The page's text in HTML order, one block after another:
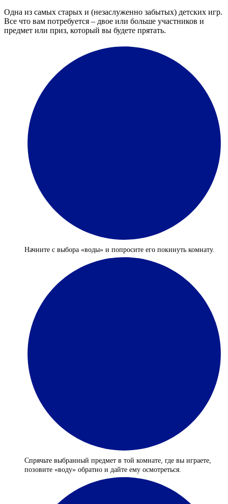
Одна из самых старых и (незаслуженно забытых) детских игр.
Все что вам потребуется – двое или больше участников и
предмет или приз, который вы будете прятать.
Начните с выбора «воды» и попросите его покинуть комнату.
Спрячьте выбранный предмет в той комнате, где вы играете,
позовите «воду» обратно и дайте ему осмотреться.